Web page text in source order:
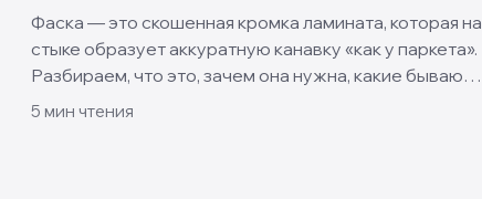
Фаска — это скошенная кромка ламината, которая на
стыке образует аккуратную канавку «как у паркета».
Разбираем, что это, зачем она нужна, какие бывают
виды и когда лучше взять ламинат без фаски.
5 мин чтения